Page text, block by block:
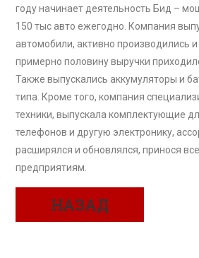
году начинает деятельность Бид –
150 тыс авто ежегодно. Компания
автомобили, активно производились
примерно половину выручки
Также выпускались аккумуляторы и
типа. Кроме того, компания
техники, выпускала комплектующие
телефонов и другую электронику,
расширялся и обновлялся, принося
предприятиям.
НАЗАД